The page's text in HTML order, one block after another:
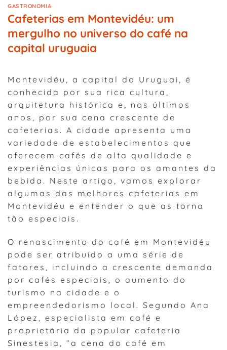
GASTRONOMIA
Cafeterias em Montevidéu: um
mergulho no universo do café na
capital uruguaia
Montevidéu, a capital do Uruguai, é
conhecida por sua rica cultura,
arquitetura histórica e, nos últimos
anos, por sua cena crescente de
cafeterias. A cidade apresenta uma
variedade de estabelecimentos que
oferecem cafés de alta qualidade e
experiências únicas para os amantes da
bebida. Neste artigo, vamos explorar
algumas das melhores cafeterias em
Montevidéu e entender o que as torna
tão especiais.
O renascimento do café em Montevidéu
pode ser atribuído a uma série de
fatores, incluindo a crescente demanda
por cafés especiais, o aumento do
turismo na cidade e o
empreendedorismo local. Segundo Ana
López, especialista em café e
proprietária da popular cafeteria
Sinestesia, “a cena do café em